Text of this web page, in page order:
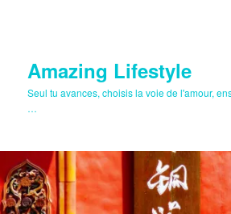
Amazing Lifestyle
Seul tu avances, choisis la voie de l'amour,
…